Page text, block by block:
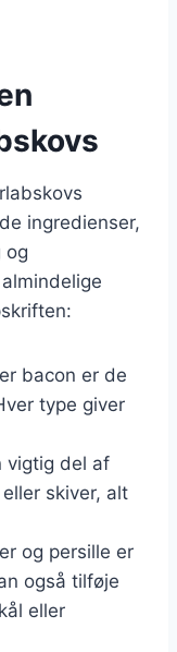
ingredienser,
og
bacon er de
type giver
vigtig del af
skiver, alt
og persille er
også tilføje
eller